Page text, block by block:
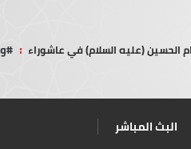
الحسين (عليه السلام) في عاشوراء :
البث المباشر